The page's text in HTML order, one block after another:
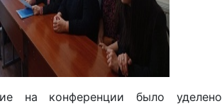
на конференции было уделено